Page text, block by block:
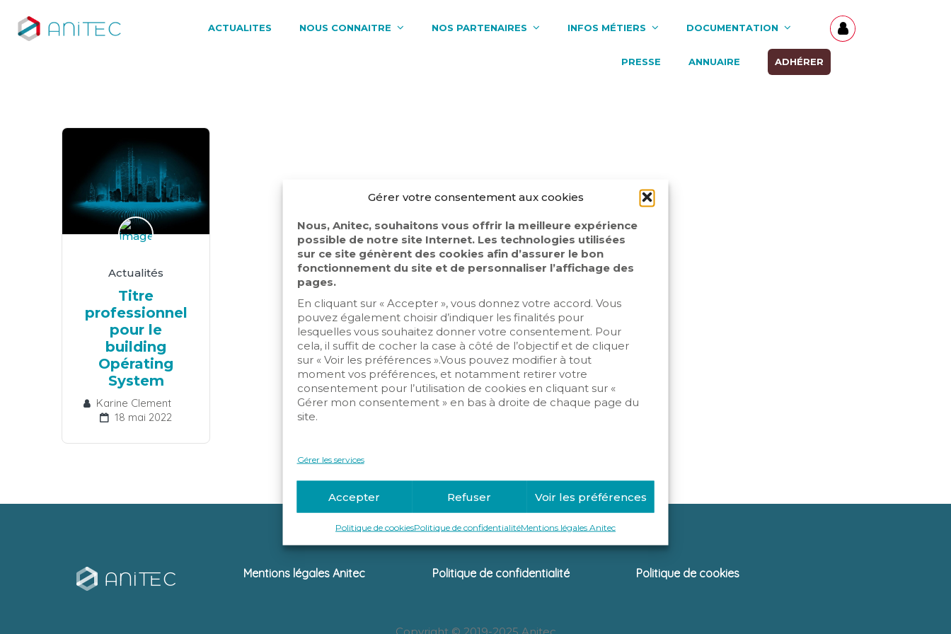
Gérer votre consentement aux cookies
Nous, Anitec, souhaitons vous offrir la meilleure expérience
possible de notre site Internet. Les technologies utilisées
sur ce site génèrent des cookies afin d’assurer le bon
fonctionnement du site et de personnaliser l’affichage des
pages.
En cliquant sur « Accepter », vous donnez votre accord. Vous
pouvez également choisir d’indiquer les finalités pour
lesquelles vous souhaitez donner votre consentement. Pour
cela, il suffit de cocher la case à côté de l’objectif et de cliquer
sur « Voir les préférences ».Vous pouvez modifier à tout
moment vos préférences, et notamment retirer votre
consentement pour l’utilisation de cookies en cliquant sur «
Gérer mon consentement » en bas à droite de chaque page du
site.
Gérer les services
Accepter Refuser Voir les préférences
Politique de cookiesPolitique de confidentialitéMentions légales Anitec
ACTUALITES NOUS CONNAITRE NOS PARTENAIRES INFOS MÉTIERS DOCUMENTATION
PRESSE ANNUAIRE ADHÉRER
Actualités
Titre
professionnel
pour le
building
Opérating
System
Karine Clement
18 mai 2022
Mentions légales Anitec Politique de confidentialité Politique de cookies